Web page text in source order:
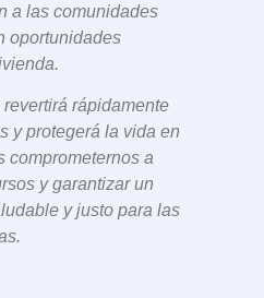
a las comunidades
oportunidades
rápidamente
y protegerá la vida en
comprometernos a
y garantizar un
y justo para las